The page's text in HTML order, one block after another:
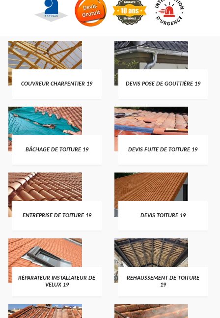
COUVREUR CHARPENTIER 19 DEVIS POSE DE GOUTTIÈRE 19
BÂCHAGE DE TOITURE 19 DEVIS FUITE DE TOITURE 19
ENTREPRISE DE TOITURE 19 DEVIS TOITURE 19
RÉPARATEUR INSTALLATEUR DE
VELUX 19
REHAUSSEMENT DE TOITURE
19